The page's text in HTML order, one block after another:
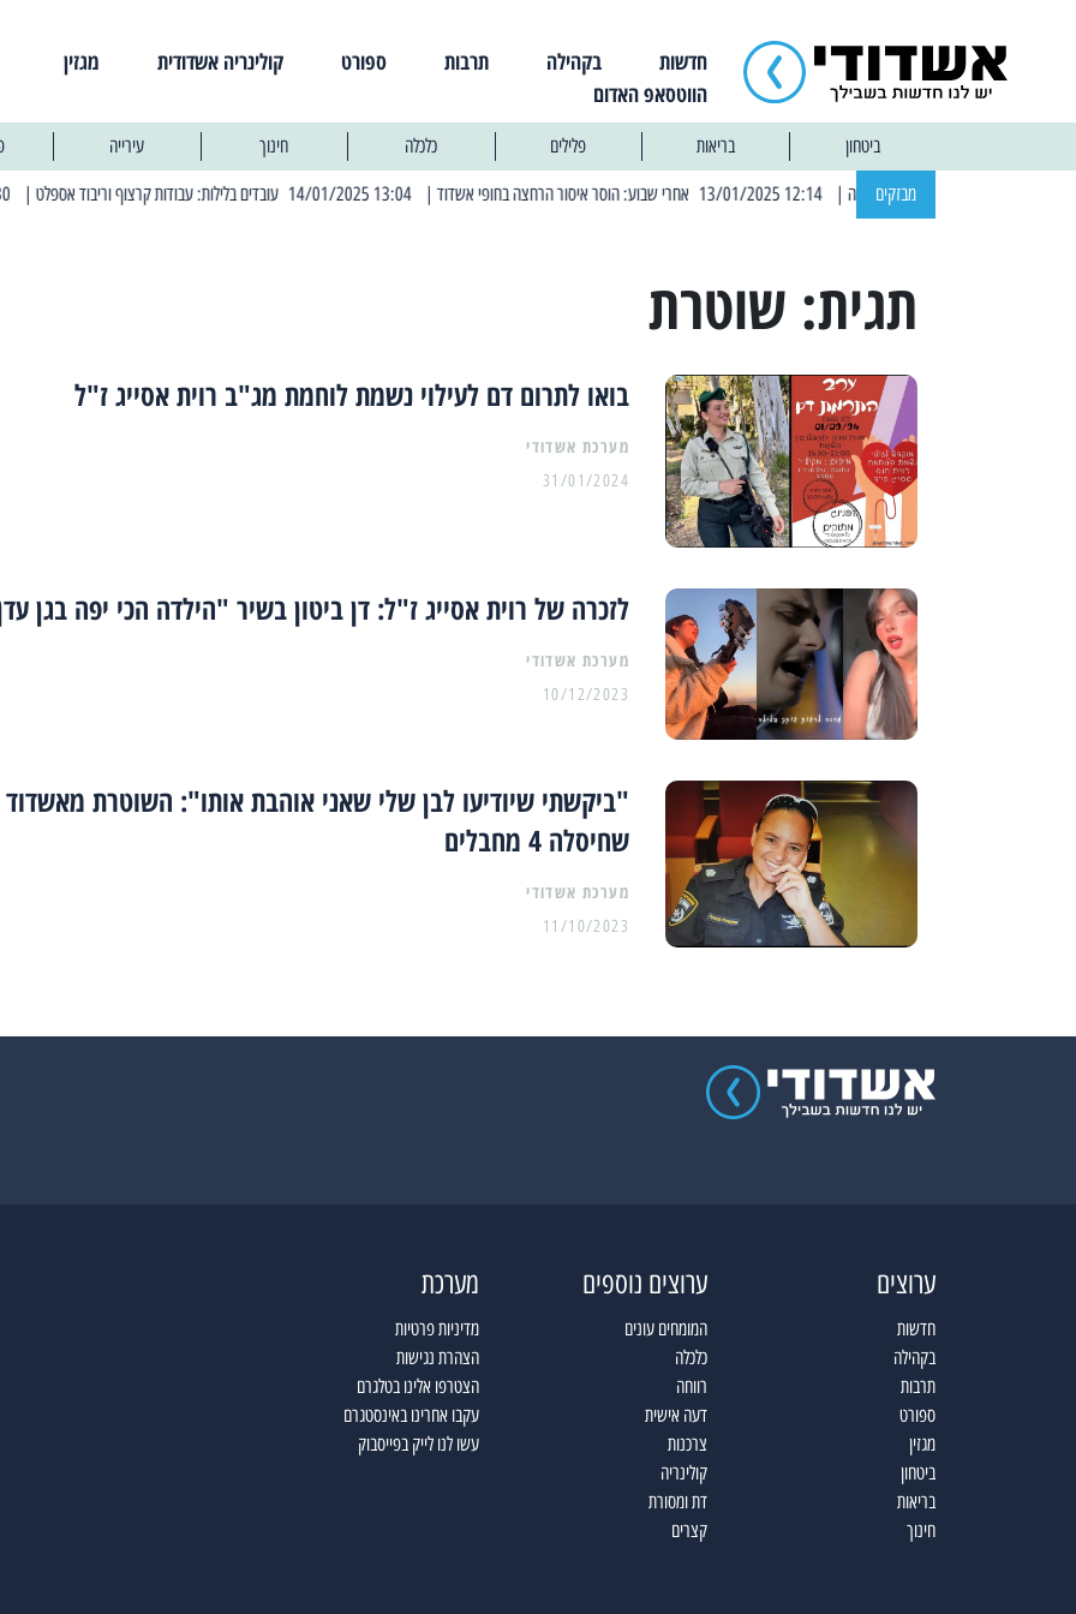
חדשות בקהילה תרבות ספורט קולינריה אשדודית
מגזין
הווטסאפ האדום
ביטחון בריאות פלילים כלכלה חינוך עירייה
מבזקים | 12:14 13/01/2025 אחרי שבוע: הוסר איסור הרחצה בחופי אשדוד | 13:04 14/01/2025 עובדים בלילות: עבודות קרצוף וריבוד אספלט | 11:30 03/03/2025 בחמישי הקרוב: הרחובות בהם תהיה הפסקת חשמל יזומה
תגית: שוטרת
בואו לתרום דם לעילוי נשמת לוחמת מג"ב רוית אסייג ז"ל
מערכת אשדודי
31/01/2024
לזכרה של רוית אסייג ז"ל: דן ביטון בשיר "הילדה הכי יפה בגן
מערכת אשדודי
10/12/2023
"ביקשתי שיודיעו לבן שלי שאני אוהבת אותו": השוטרת מאשדוד
שחיסלה 4 מחבלים
מערכת אשדודי
11/10/2023
ערוצים
חדשות
בקהילה
תרבות
ספורט
מגזין
ביטחון
בריאות
חינוך
ערוצים נוספים
המומחים עונים
כלכלה
רווחה
דעה אישית
צרכנות
קולינריה
דת ומסורת
קצרים
מערכת
מדיניות פרטיות
הצהרת נגישות
הצטרפו אלינו בטלגרם
עקבו אחרינו באינסטגרם
עשו לנו לייק בפייסבוק